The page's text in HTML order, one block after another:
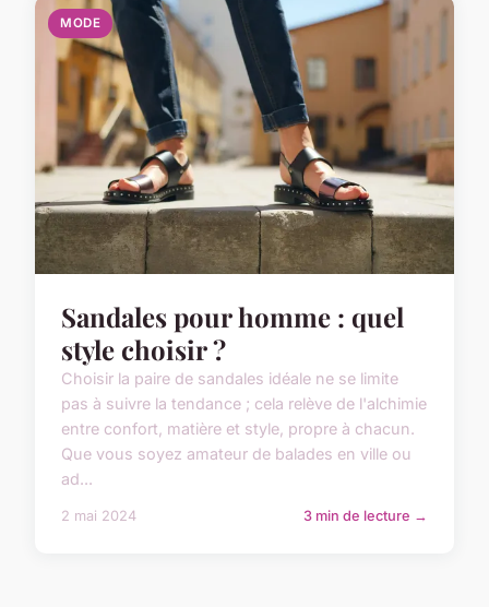
MODE
Sandales pour homme : quel
style choisir ?
Choisir la paire de sandales idéale ne se limite
pas à suivre la tendance ; cela relève de l'alchimie
entre confort, matière et style, propre à chacun.
Que vous soyez amateur de balades en ville ou
ad...
2 mai 2024 3 min de lecture →